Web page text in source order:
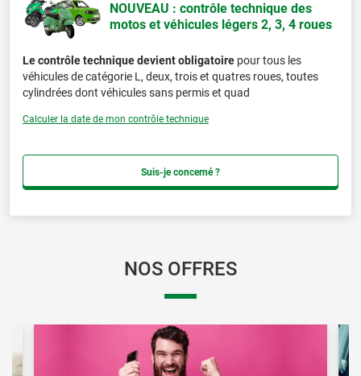
NOUVEAU : contrôle technique des
motos et véhicules légers 2, 3, 4 roues
Le contrôle technique devient obligatoire pour tous les
véhicules de catégorie L, deux, trois et quatres roues, toutes
cylindrées dont véhicules sans permis et quad
Calculer la date de mon contrôle technique
Suis-je concerné ?
NOS OFFRES